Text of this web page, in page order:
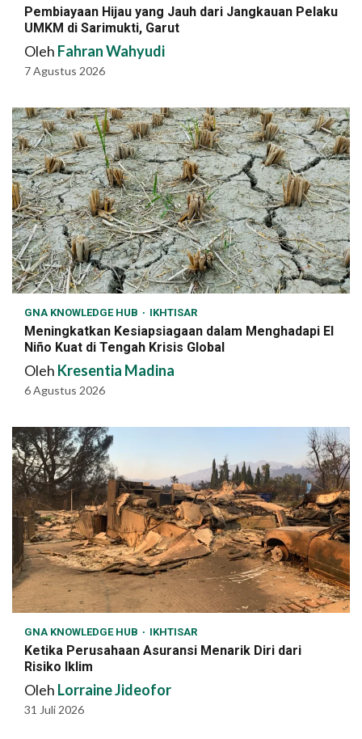
Pembiayaan Hijau yang Jauh dari Jangkauan Pelaku
UMKM di Sarimukti, Garut
Oleh Fahran Wahyudi
7 Agustus 2026
GNA KNOWLEDGE HUB IKHTISAR
Meningkatkan Kesiapsiagaan dalam Menghadapi El
Niño Kuat di Tengah Krisis Global
Oleh Kresentia Madina
6 Agustus 2026
GNA KNOWLEDGE HUB IKHTISAR
Ketika Perusahaan Asuransi Menarik Diri dari
Risiko Iklim
Oleh Lorraine Jideofor
31 Juli 2026